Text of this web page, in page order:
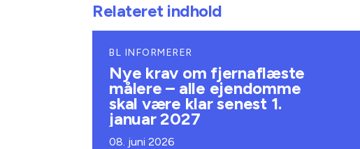
Relateret indhold
BL INFORMERER
Nye krav om fjernaflæste
målere – alle ejendomme
skal være klar senest 1.
januar 2027
08. juni 2026